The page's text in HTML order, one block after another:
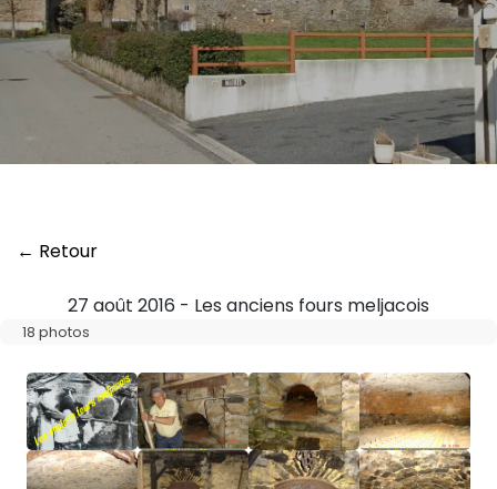
← Retour
27 août 2016 - Les anciens fours meljacois
18 photos